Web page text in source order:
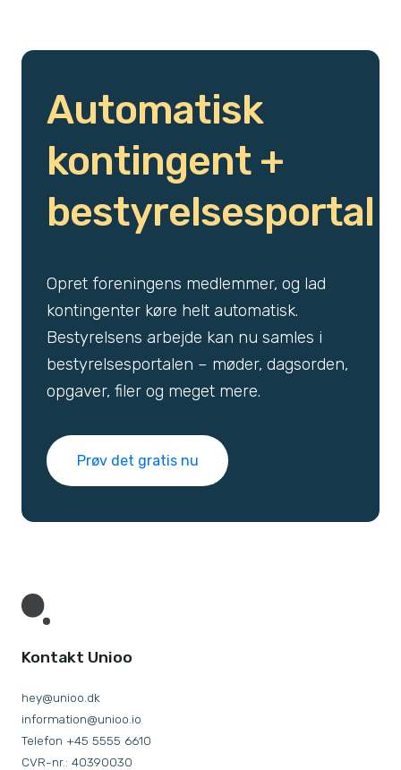
Automatisk
kontingent +
bestyrelsesportal
Opret foreningens medlemmer, og lad
kontingenter køre helt automatisk.
Bestyrelsens arbejde kan nu samles i
bestyrelsesportalen – møder, dagsorden,
opgaver, filer og meget mere.
Prøv det gratis nu
Kontakt Unioo
hey@unioo.dk
information@unioo.io
Telefon +45 5555 6610
CVR-nr.: 40390030